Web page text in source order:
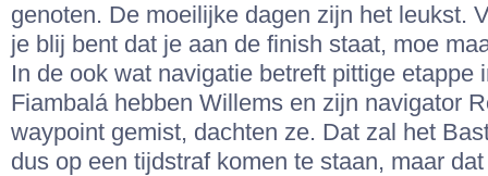
genoten. De moeilijke dagen zijn het leukst.
je blij bent dat je aan de finish staat, moe
In de ook wat navigatie betreft pittige etappe
Fiambalá hebben Willems en zijn navigator
waypoint gemist, dachten ze. Dat zal het
dus op een tijdstraf komen te staan, maar